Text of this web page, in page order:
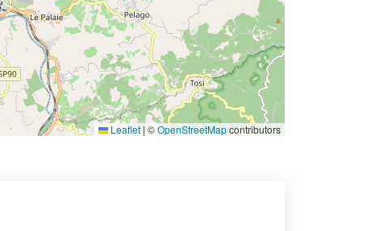
Leaflet | ©OpenStreetMapcontributors